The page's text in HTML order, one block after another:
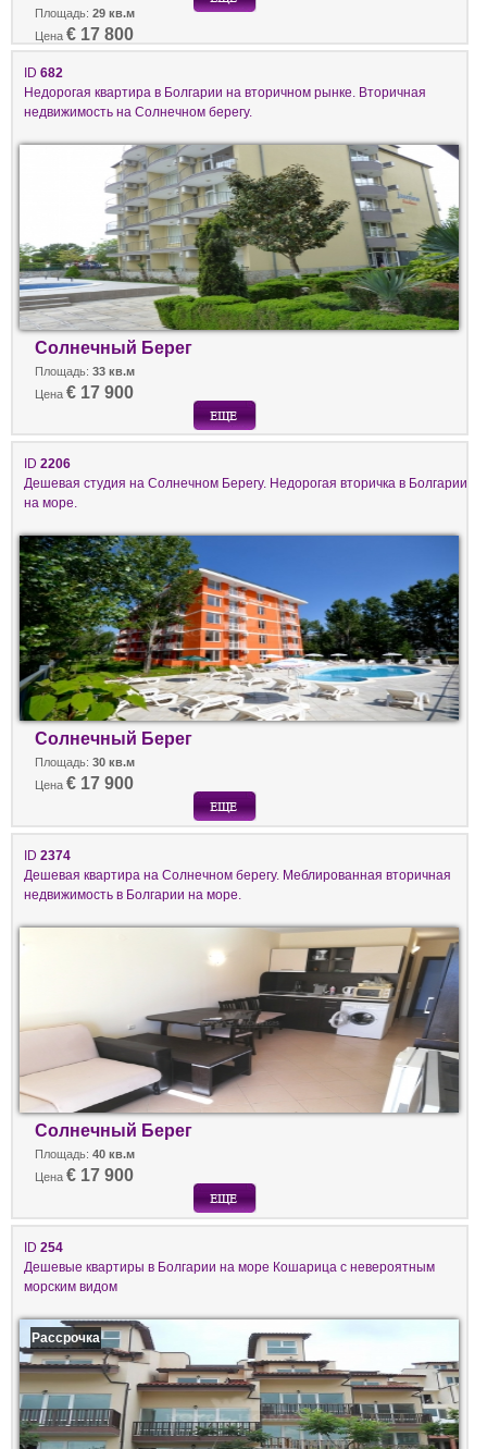
Площадь: 29 кв.м
Цена € 17 800
ID 682
Недорогая квартира в Болгарии на вторичном рынке. Вторичная
недвижимость на Солнечном берегу.
Солнечный Берег
Площадь: 33 кв.м
Цена € 17 900
ID 2206
Дешевая студия на Солнечном Берегу. Недорогая вторичка в Болгарии
на море.
Солнечный Берег
Площадь: 30 кв.м
Цена € 17 900
ID 2374
Дешевая квартира на Солнечном берегу. Меблированная вторичная
недвижимость в Болгарии на море.
Солнечный Берег
Площадь: 40 кв.м
Цена € 17 900
ID 254
Дешевые квартиры в Болгарии на море Кошарица с невероятным
морским видом
Рассрочка